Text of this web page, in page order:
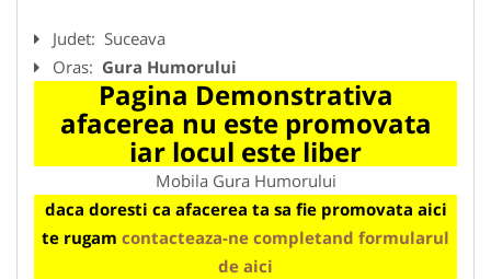
Judet: Suceava
Oras: Gura Humorului
Pagina Demonstrativa
afacerea nu este promovata
iar locul este liber
Mobila Gura Humorului
daca doresti ca afacerea ta sa fie promovata aici
te rugam contacteaza-ne completand formularul
de aici